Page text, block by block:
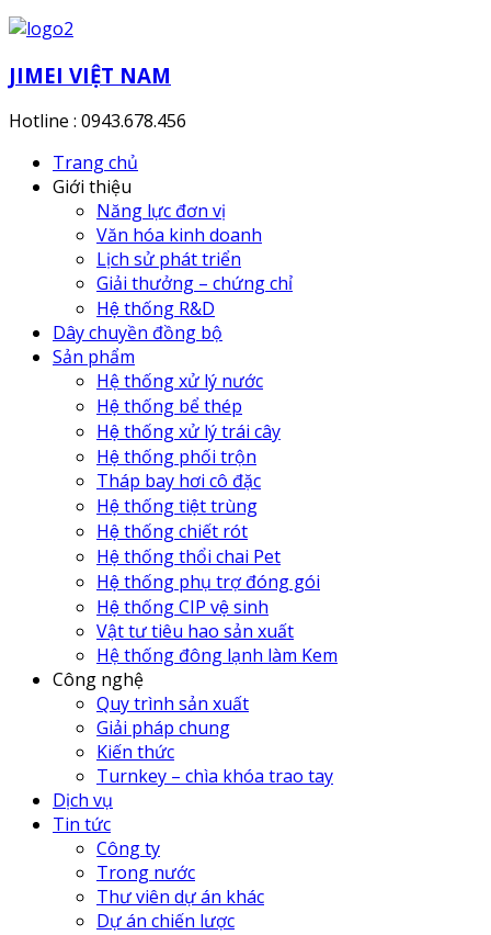
JIMEI VIỆT NAM
Hotline : 0943.678.456
Trang chủ
Giới thiệu
Năng lực đơn vị
Văn hóa kinh doanh
Lịch sử phát triển
Giải thưởng – chứng chỉ
Hệ thống R&D
Dây chuyền đồng bộ
Sản phẩm
Hệ thống xử lý nước
Hệ thống bể thép
Hệ thống xử lý trái cây
Hệ thống phối trộn
Tháp bay hơi cô đặc
Hệ thống tiệt trùng
Hệ thống chiết rót
Hệ thống thổi chai Pet
Hệ thống phụ trợ đóng gói
Hệ thống CIP vệ sinh
Vật tư tiêu hao sản xuất
Hệ thống đông lạnh làm Kem
Công nghệ
Quy trình sản xuất
Giải pháp chung
Kiến thức
Turnkey – chìa khóa trao tay
Dịch vụ
Tin tức
Công ty
Trong nước
Thư viên dự án khác
Dự án chiến lược